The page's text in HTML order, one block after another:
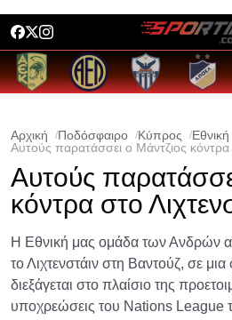
Αρχική Ποδόσφαιρο Κύπρος
Εθνική
Αυτούς παρατάσσει ο Μάντζιος κόντρα
Αυτούς
κόντρα στο
Η Εθνική μας ομάδα των Ανδρών
το Λιχτενστάιν στη Βαντούζ, σε
διεξάγεται στο πλαίσιο της
υποχρεώσεις του Nations League